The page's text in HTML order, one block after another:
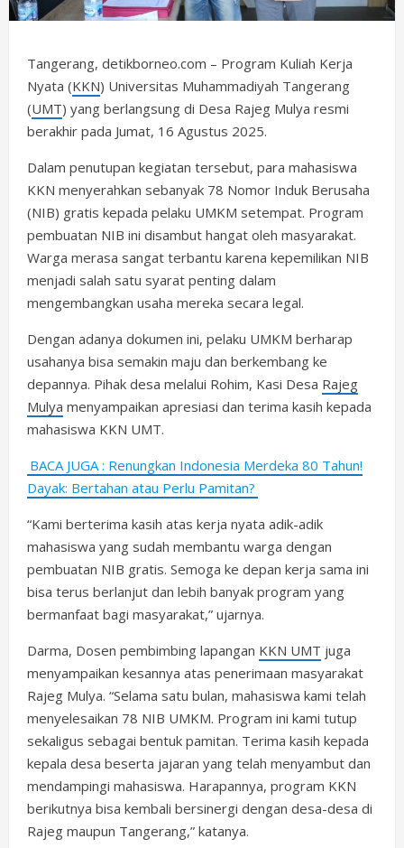
Tangerang, detikborneo.com – Program Kuliah Kerja
Nyata (KKN) Universitas Muhammadiyah Tangerang
(UMT) yang berlangsung di Desa Rajeg Mulya resmi
berakhir pada Jumat, 16 Agustus 2025.
Dalam penutupan kegiatan tersebut, para mahasiswa
KKN menyerahkan sebanyak 78 Nomor Induk Berusaha
(NIB) gratis kepada pelaku UMKM setempat. Program
pembuatan NIB ini disambut hangat oleh masyarakat.
Warga merasa sangat terbantu karena kepemilikan NIB
menjadi salah satu syarat penting dalam
mengembangkan usaha mereka secara legal.
Dengan adanya dokumen ini, pelaku UMKM berharap
usahanya bisa semakin maju dan berkembang ke
depannya. Pihak desa melalui Rohim, Kasi Desa Rajeg
Mulya menyampaikan apresiasi dan terima kasih kepada
mahasiswa KKN UMT.
BACA JUGA : Renungkan Indonesia Merdeka 80 Tahun!
Dayak: Bertahan atau Perlu Pamitan?
“Kami berterima kasih atas kerja nyata adik-adik
mahasiswa yang sudah membantu warga dengan
pembuatan NIB gratis. Semoga ke depan kerja sama ini
bisa terus berlanjut dan lebih banyak program yang
bermanfaat bagi masyarakat,” ujarnya.
Darma, Dosen pembimbing lapangan KKN UMT juga
menyampaikan kesannya atas penerimaan masyarakat
Rajeg Mulya. “Selama satu bulan, mahasiswa kami telah
menyelesaikan 78 NIB UMKM. Program ini kami tutup
sekaligus sebagai bentuk pamitan. Terima kasih kepada
kepala desa beserta jajaran yang telah menyambut dan
mendampingi mahasiswa. Harapannya, program KKN
berikutnya bisa kembali bersinergi dengan desa-desa di
Rajeg maupun Tangerang,” katanya.